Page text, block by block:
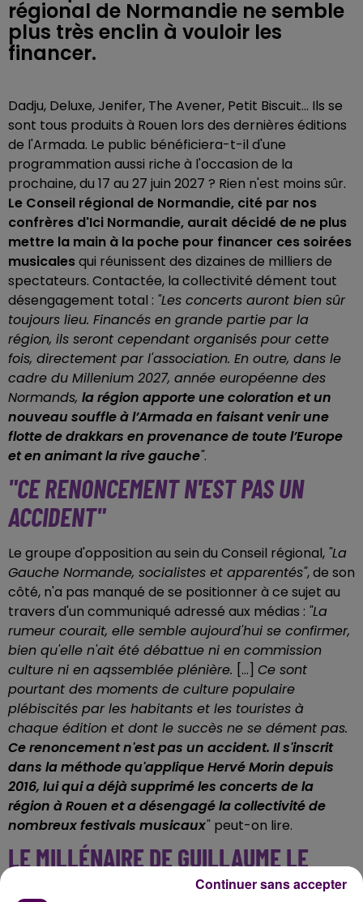
régional de Normandie ne semble
plus très enclin à vouloir les
financer.
Dadju, Deluxe, Jenifer, The Avener, Petit Biscuit... Ils se
sont tous produits à Rouen lors des dernières éditions
de l'Armada. Le public bénéficiera-t-il d'une
programmation aussi riche à l'occasion de la
prochaine, du 17 au 27 juin 2027 ? Rien n'est moins sûr.
Le Conseil régional de Normandie, cité par nos
confrères d'Ici Normandie, aurait décidé de ne plus
mettre la main à la poche pour financer ces soirées
musicalesqui réunissent des dizaines de milliers de
spectateurs. Contactée, la collectivité dément tout
désengagement total : "Les concerts auront bien sûr
toujours lieu. Financés en grande partie par la
région, ils seront cependant organisés pour cette
fois, directement par l'association. En outre, dans le
cadre du Millenium 2027, année européenne des
Normands, la région apporte une coloration et un
nouveau souffle à l’Armada en faisant venir une
flotte de drakkars en provenance de toute l’Europe
et en animant la rive gauche".
"CE RENONCEMENT N'EST PAS UN
ACCIDENT"
Le groupe d'opposition au sein du Conseil régional, "La
Gauche Normande, socialistes et apparentés", de son
côté, n'a pas manqué de se positionner à ce sujet au
travers d'un communiqué adressé aux médias : "La
rumeur courait, elle semble aujourd'hui se confirmer,
bien qu'elle n'ait été débattue ni en commission
culture ni en aqssemblée plénière. […] Ce sont
pourtant des moments de culture populaire
plébiscités par les habitants et les touristes à
chaque édition et dont le succès ne se dément pas.
Ce renoncement n'est pas un accident. Il s'inscrit
dans la méthode qu'applique Hervé Morin depuis
2016, lui qui a déjà supprimé les concerts de la
région à Rouen et a désengagé la collectivité de
nombreux festivals musicaux" peut-on lire.
LE MILLÉNAIRE DE GUILLAUME LE
CONQUÉRANT EN CAUSE ?Continuer sans accepter